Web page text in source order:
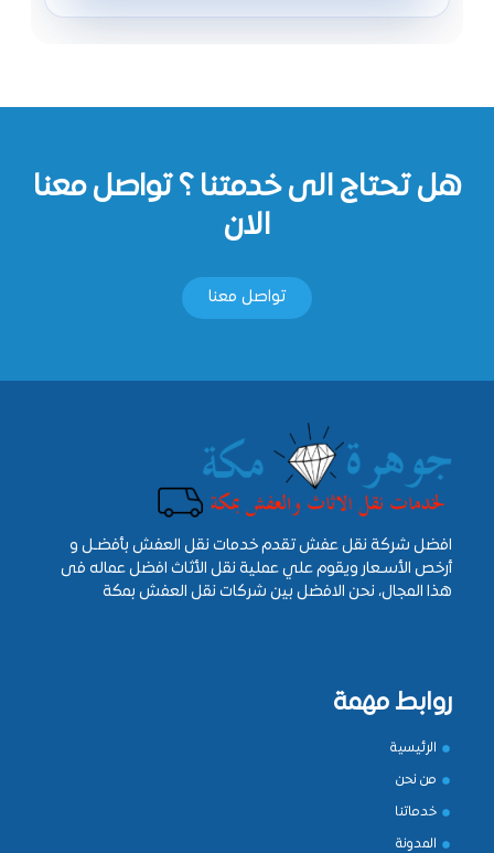
هل تحتاج الى خدمتنا ؟ تواصل معنا
الان
تواصل معنا
افضل شركة نقل عفش تقدم خدمات نقل العفش بأفضـل و
أرخص الأسـعار ويقوم علي عملية نقل الأثاث افضل عماله فى
هذا المجال، نحن الافضل بين شركات نقل العفش بمكة
روابط مهمة
الرئيسية
من نحن
خدماتنا
المدونة